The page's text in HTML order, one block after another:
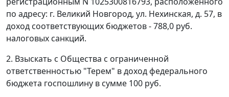
по адресу: г. Великий Новгород, ул. Нехинская, д. 57, в
доход соответствующих бюджетов - 788,0 руб.
налоговых санкций.
2. Взыскать с Общества с ограниченной
ответственностью "Терем" в доход федерального
бюджета госпошлину в сумме 100 руб.